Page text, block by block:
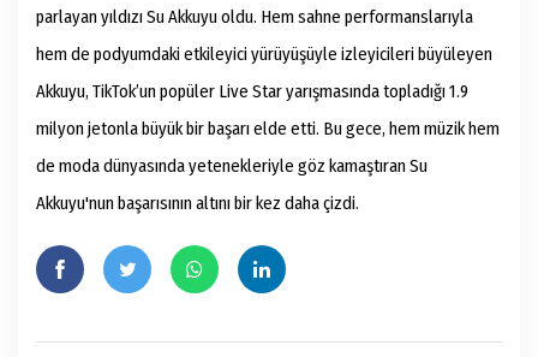
parlayan yıldızı Su Akkuyu oldu. Hem sahne performanslarıyla
hem de podyumdaki etkileyici yürüyüşüyle izleyicileri büyüleyen
Akkuyu, TikTok’un popüler Live Star yarışmasında topladığı 1.9
milyon jetonla büyük bir başarı elde etti. Bu gece, hem müzik hem
de moda dünyasında yetenekleriyle göz kamaştıran Su
Akkuyu'nun başarısının altını bir kez daha çizdi.